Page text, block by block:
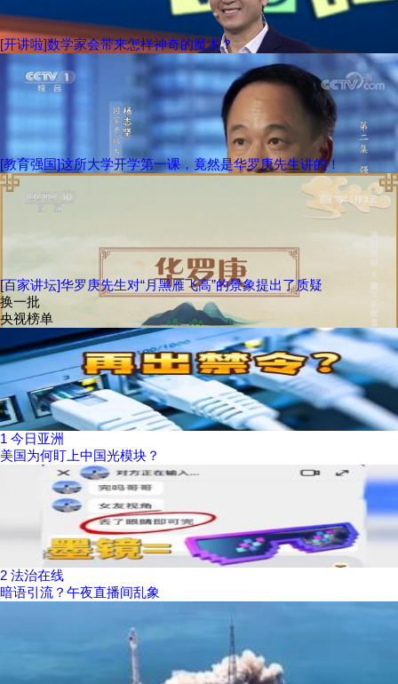
[开讲啦]数学家会带来怎样神奇的魔术？
[教育强国]这所大学开学第一课，竟然是华罗庚先生讲的！
[百家讲坛]华罗庚先生对“月黑雁飞高”的景象提出了质疑
换一批
央视榜单
1 今日亚洲
美国为何盯上中国光模块？
2 法治在线
暗语引流？午夜直播间乱象